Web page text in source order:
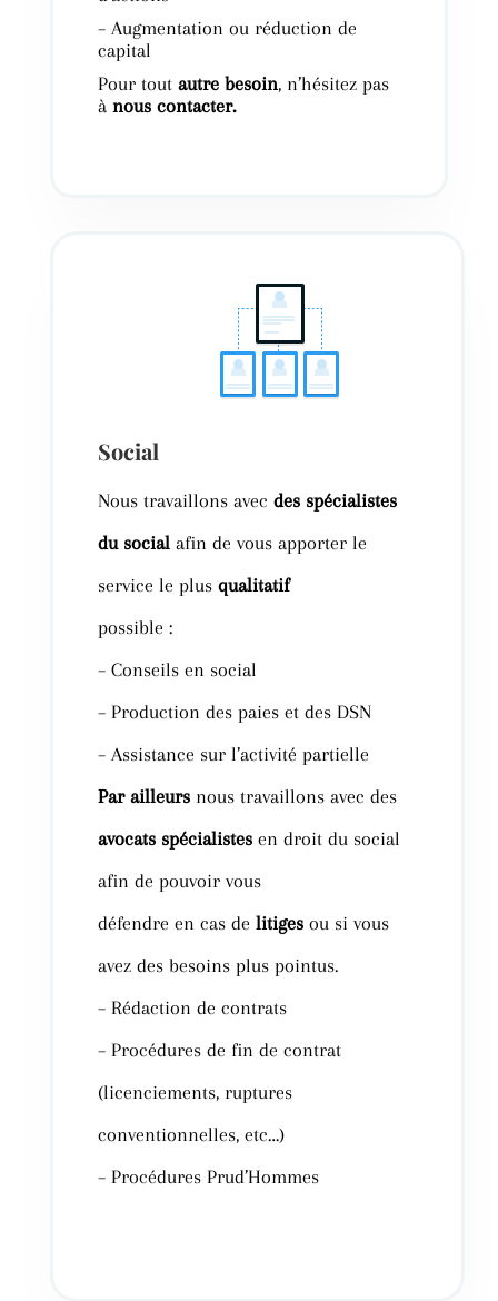
– Augmentation ou réduction de
capital
Pour tout autre besoin, n’hésitez pas
à nous contacter.
Social
Nous travaillons avec des spécialistes
du social afin de vous apporter le
service le plus qualitatif
possible :
–Conseils en social
–Production des paies et des DSN
–Assistance sur l’activité partielle
Par ailleursnoustravaillons avec des
avocats spécialistesen droit du social
afin de pouvoir vous
défendre en cas de litigesou si vous
avez des besoins plus pointus.
–Rédaction de contrats
–Procédures de fin de contrat
(licenciements, ruptures
conventionnelles, etc…)
–Procédures Prud’Hommes